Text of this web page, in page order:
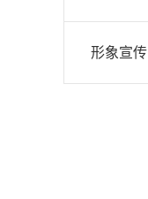
形象宣传